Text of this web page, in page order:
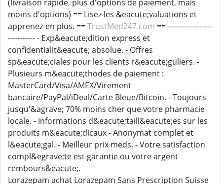
(livraison rapide, plus d'options de paiement, mais
moins d'options) == Lisez les &eacute;valuations et
apprenez-en plus. ==TrustMed247.com == ------------------
----------- - Exp&eacute;dition express et
confidentialit&eacute; absolue. - Offres
sp&eacute;ciales pour les clients r&eacute;guliers. -
Plusieurs m&eacute;thodes de paiement :
MasterCard/Visa/AMEX/Virement
bancaire/PayPal/iDeal/Carte Bleue/Bitcoin. - Toujours
jusqu'&agrave; 70% moins cher que votre pharmacie
locale. - Informations d&eacute;taill&eacute;es sur les
produits m&eacute;dicaux - Anonymat complet et
l&eacute;gal. - Meilleur prix meds. - Votre satisfaction
compl&egrave;te est garantie ou votre argent
rembours&eacute;.
Lorazepam achat Lorazepam Sans Prescription Suisse